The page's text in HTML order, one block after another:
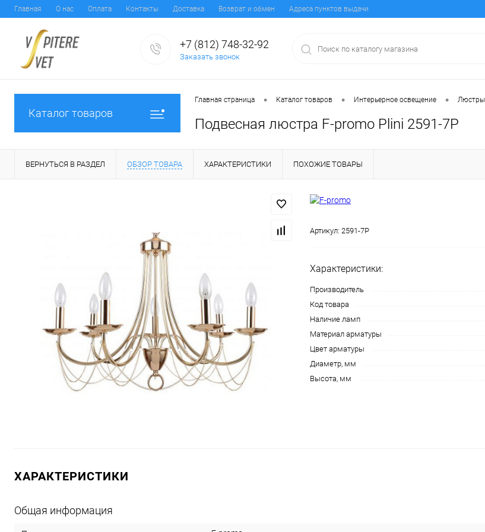
Главная О нас Оплата Контакты Доставка Возврат и обмен Адреса пунктов выдачи
+7 (812) 748-32-92
Заказать звонок
Каталог товаров
Главная страница • Каталог товаров • Интерьерное освещение • Люстры
Подвесная люстра F-promo Plini 2591-7P
ВЕРНУТЬСЯ В РАЗДЕЛ ОБЗОР ТОВАРА ХАРАКТЕРИСТИКИ ПОХОЖИЕ ТОВАРЫ
Артикул: 2591-7P
Характеристики:
Производитель
Код товара
Наличие ламп
Материал арматуры
Цвет арматуры
Диаметр, мм
Высота, мм
ХАРАКТЕРИСТИКИ
Общая информация